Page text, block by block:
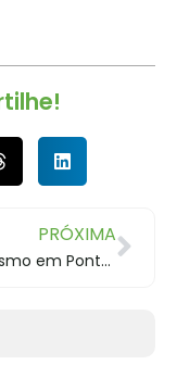
PRÓXIMA
Cicloturismo em Ponta Grossa